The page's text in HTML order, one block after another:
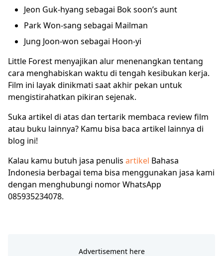
Jeon Guk-hyang sebagai Bok soon’s aunt
Park Won-sang sebagai Mailman
Jung Joon-won sebagai Hoon-yi
Little Forest menyajikan alur menenangkan tentang
cara menghabiskan waktu di tengah kesibukan kerja.
Film ini layak dinikmati saat akhir pekan untuk
mengistirahatkan pikiran sejenak.
Suka artikel di atas dan tertarik membaca review film
atau buku lainnya? Kamu bisa baca artikel lainnya di
blog ini!
Kalau kamu butuh jasa penulis artikel Bahasa
Indonesia berbagai tema bisa menggunakan jasa kami
dengan menghubungi nomor WhatsApp
085935234078.